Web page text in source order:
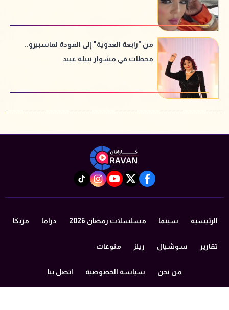
من "رابعة العدوية" إلى العودة لماسبيرو..
محطات في مشوار نبيلة عبيد
facebook
twitter
youtube
instagram
tiktok
الرئيسية سينما مسلسلات رمضان 2026 دراما مزيكا
تقارير سوشيال ريلز منوعات
من نحن سياسة الخصوصية اتصل بنا